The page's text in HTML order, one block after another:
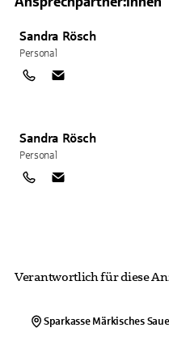
Sandra Rösch
Personal
Sandra Rösch
Personal
Verantwortlich für diese
Sparkasse Märkisches